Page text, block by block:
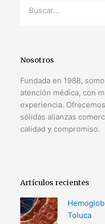
Nosotros
Fundada en 1988,
atención médica, con
experiencia.
sólidas alianzas
calidad y compromiso.
Artículos recientes
Toluca